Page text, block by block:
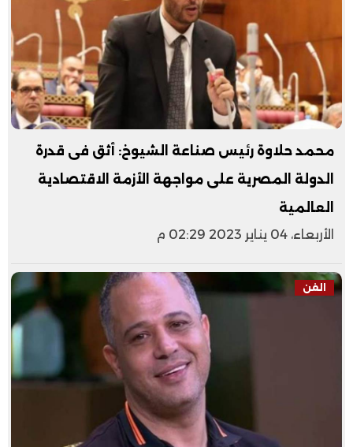
محمد حلاوة رئيس صناعة الشيوخ: أثق فى قدرة
الدولة المصرية على مواجهة الأزمة الاقتصادية
العالمية
الأربعاء، 04 يناير 2023 02:29 م
الفن